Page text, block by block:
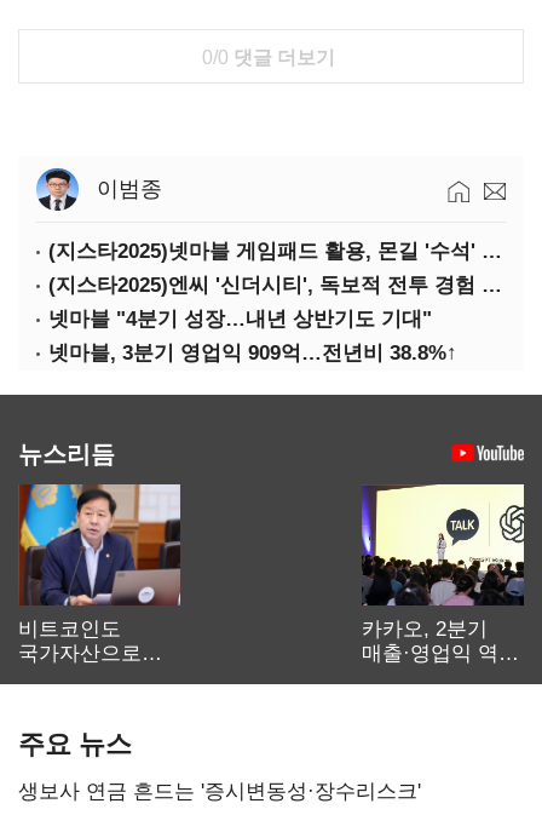
0/0 댓글 더보기
이범종
(지스타2025)넷마블 게임패드 활용, 몬길 '수석' 7대죄 '차석'
(지스타2025)엔씨 '신더시티', 독보적 전투 경험 필요
넷마블 "4분기 성장…내년 상반기도 기대"
넷마블, 3분기 영업익 909억…전년비 38.8%↑
뉴스리듬
비트코인도
국가자산으로…'
카카오, 2분기
매출·영업익 역대
주요 뉴스
생보사 연금 흔드는 '증시변동성·장수리스크'